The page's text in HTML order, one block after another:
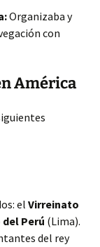
Organizaba y
con
América
el Virreinato
Perú (Lima).
del rey